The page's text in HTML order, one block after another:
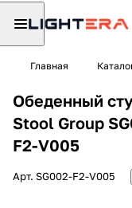
Главная
Обеденный
Stool Group
F2-V005
Арт. SG002-F2-V005